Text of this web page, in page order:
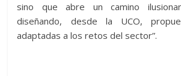
sino que abre un camino
diseñando, desde la UCO,
adaptadas a los retos del sector”.